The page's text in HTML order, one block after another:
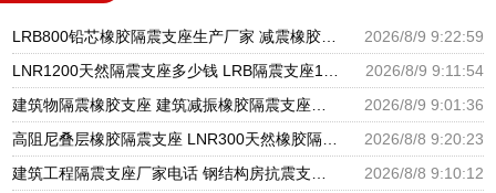
LRB800铅芯橡胶隔震支座生产厂家 减震橡胶支座生产厂家 HDR400隔震支座源头工厂
2026/8/9 9:22:59
LNR1200天然隔震支座多少钱 LRB隔震支座1400 HDR型高阻尼橡胶隔震支座厂家电话
2026/8/9 9:11:54
建筑物隔震橡胶支座 建筑减振橡胶隔震支座生产厂家 HDR600隔震支座生产厂家
2026/8/9 9:01:36
高阻尼叠层橡胶隔震支座 LNR300天然橡胶隔震支座多少钱 LNR隔震支座400(II型)厂家
2026/8/8 9:20:23
建筑工程隔震支座厂家电话 钢结构房抗震支座 抗震减振支座厂家电话
2026/8/8 9:10:12